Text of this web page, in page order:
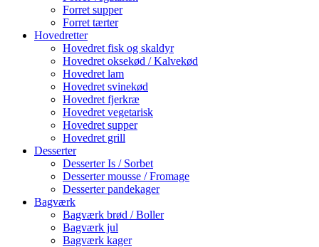
Forret supper
Forret tærter
Hovedretter
Hovedret fisk og skaldyr
Hovedret oksekød / Kalvekød
Hovedret lam
Hovedret svinekød
Hovedret fjerkræ
Hovedret vegetarisk
Hovedret supper
Hovedret grill
Desserter
Desserter Is / Sorbet
Desserter mousse / Fromage
Desserter pandekager
Bagværk
Bagværk brød / Boller
Bagværk jul
Bagværk kager